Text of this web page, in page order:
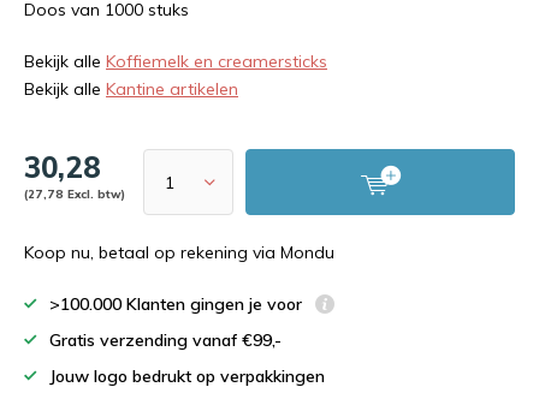
Doos van 1000 stuks
Bekijk alle Koffiemelk en creamersticks
Bekijk alle Kantine artikelen
30,28
(27,78 Excl. btw)
Koop nu, betaal op rekening via Mondu
>100.000 Klanten gingen je voor
Gratis verzending vanaf €99,-
Jouw logo bedrukt op verpakkingen